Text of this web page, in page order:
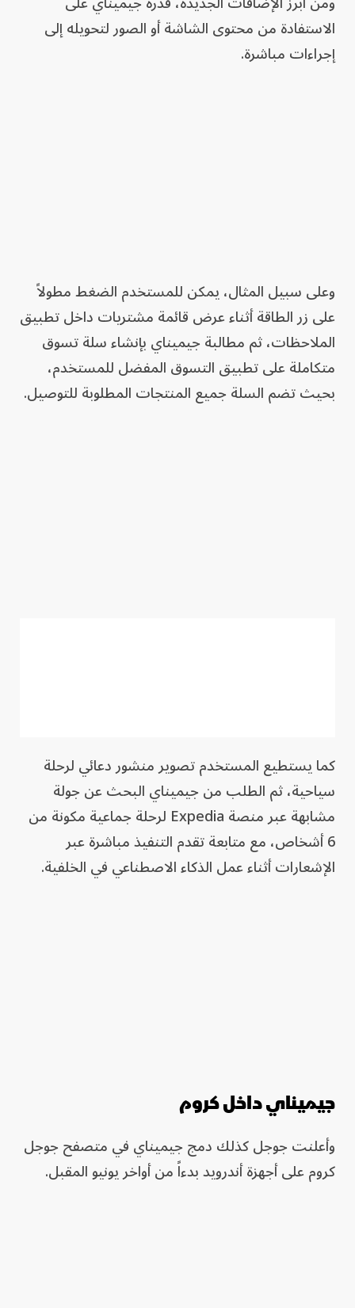
الاستفادة من محتوى الشاشة أو الصور لتحويله إلى
إجراءات مباشرة.
وعلى سبيل المثال، يمكن للمستخدم الضغط مطولاً
على زر الطاقة أثناء عرض قائمة مشتريات داخل تطبيق
الملاحظات، ثم مطالبة جيميناي بإنشاء سلة تسوق
متكاملة على تطبيق التسوق المفضل للمستخدم،
بحيث تضم السلة جميع المنتجات المطلوبة للتوصيل.
كما يستطيع المستخدم تصوير منشور دعائي لرحلة
سياحية، ثم الطلب من جيميناي البحث عن جولة
مشابهة عبر منصة Expedia لرحلة جماعية مكونة من
6 أشخاص، مع متابعة تقدم التنفيذ مباشرة عبر
الإشعارات أثناء عمل الذكاء الاصطناعي في الخلفية.
جيميناي داخل كروم
وأعلنت جوجل كذلك دمج جيميناي في متصفح جوجل
كروم على أجهزة أندرويد بدءاً من أواخر يونيو المقبل.